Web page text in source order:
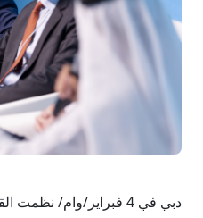
دبي في 4 فبراير/وام/